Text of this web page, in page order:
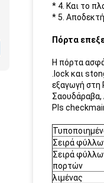
* 4. Και το
* 5.
Πόρτα
Η πόρτα
.lock και
εξαγωγή στη
Σαουδάραβα,
Pls
Σειρά
Σειρά
πορτών
λιμένας